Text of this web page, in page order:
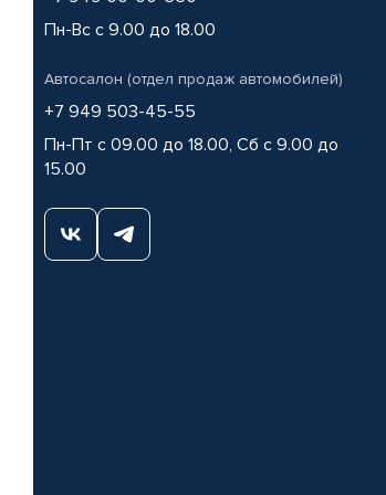
Пн-Вс с 9.00 до 18.00
Автосалон (отдел продаж автомобилей)
+7 949 503-45-55
Пн-Пт с 09.00 до 18.00, Сб с 9.00 до
15.00